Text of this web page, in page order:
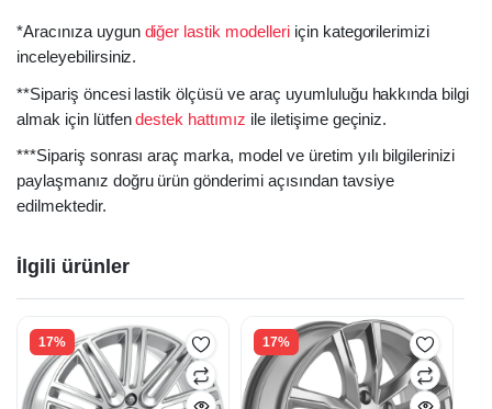
*Aracınıza uygun diğer lastik modelleriiçin kategorilerimizi
inceleyebilirsiniz.
**Sipariş öncesi lastik ölçüsü ve araç uyumluluğu hakkında bilgi
almak için lütfendestek hattımız ile iletişime geçiniz.
***Sipariş sonrası araç marka, model ve üretim yılı bilgilerinizi
paylaşmanız doğru ürün gönderimi açısından tavsiye
edilmektedir.
İlgili ürünler
17% 17%